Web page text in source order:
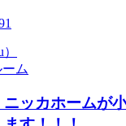
ム
ニッカホームが